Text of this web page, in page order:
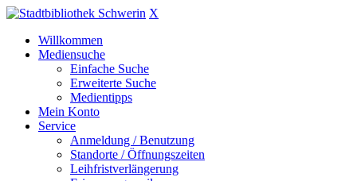
X
Willkommen
Mediensuche
Einfache Suche
Erweiterte Suche
Medientipps
Mein Konto
Service
Anmeldung / Benutzung
Standorte / Öffnungszeiten
Leihfristverlängerung